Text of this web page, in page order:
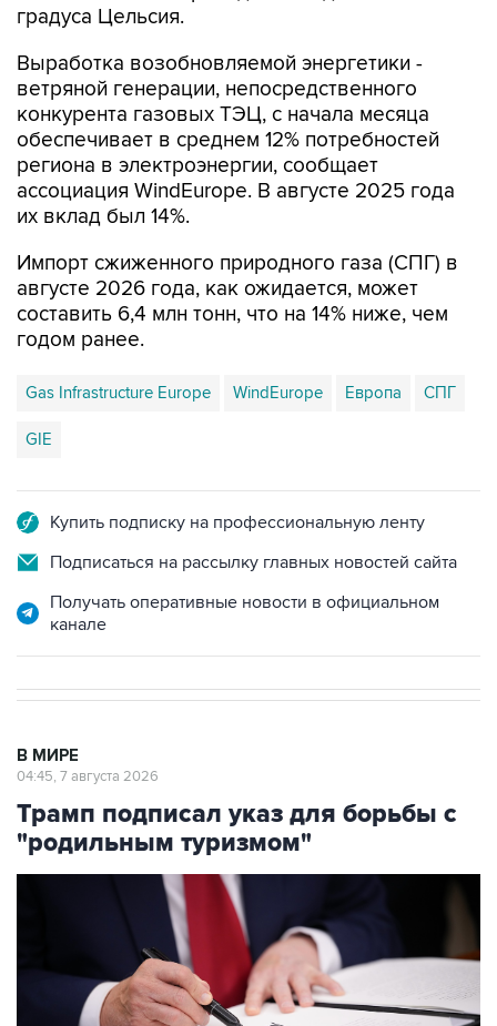
градуса Цельсия.
Выработка возобновляемой энергетики -
ветряной генерации, непосредственного
конкурента газовых ТЭЦ, с начала месяца
обеспечивает в среднем 12% потребностей
региона в электроэнергии, сообщает
ассоциация WindEurope. В августе 2025 года
их вклад был 14%.
Импорт сжиженного природного газа (СПГ) в
августе 2026 года, как ожидается, может
составить 6,4 млн тонн, что на 14% ниже, чем
годом ранее.
Gas Infrastructure Europe WindEurope Европа СПГ
GIE
Купить подписку на профессиональную ленту
Подписаться на рассылку главных новостей сайта
Получать оперативные новости в официальном
канале
В МИРЕ
04:45, 7 августа 2026
Трамп подписал указ для борьбы с
"родильным туризмом"